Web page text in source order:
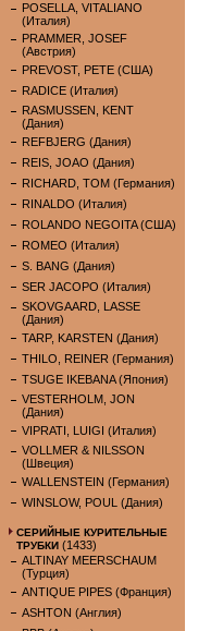
POSELLA, VITALIANO
(Италия)
PRAMMER, JOSEF
(Австрия)
PREVOST, PETE (США)
RADICE (Италия)
RASMUSSEN, KENT
(Дания)
REFBJERG (Дания)
REIS, JOAO (Дания)
RICHARD, TOM (Германия)
RINALDO (Италия)
ROLANDO NEGOITA (США)
ROMEO (Италия)
S. BANG (Дания)
SER JACOPO (Италия)
SKOVGAARD, LASSE
(Дания)
TARP, KARSTEN (Дания)
THILO, REINER (Германия)
TSUGE IKEBANA (Япония)
VESTERHOLM, JON
(Дания)
VIPRATI, LUIGI (Италия)
VOLLMER & NILSSON
(Швеция)
WALLENSTEIN (Германия)
WINSLOW, POUL (Дания)
СЕРИЙНЫЕ КУРИТЕЛЬНЫЕ
ТРУБКИ (1433)
ALTINAY MEERSCHAUM
(Турция)
ANTIQUE PIPES (Франция)
ASHTON (Англия)